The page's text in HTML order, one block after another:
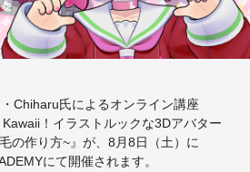
Chiharu氏によるオンライン講座
Kawaii！イラストルックな3Dアバター
の作り方~』が、8月8日（土）に
にて開催されます。